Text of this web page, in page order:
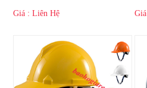
Giá : Liên Hệ